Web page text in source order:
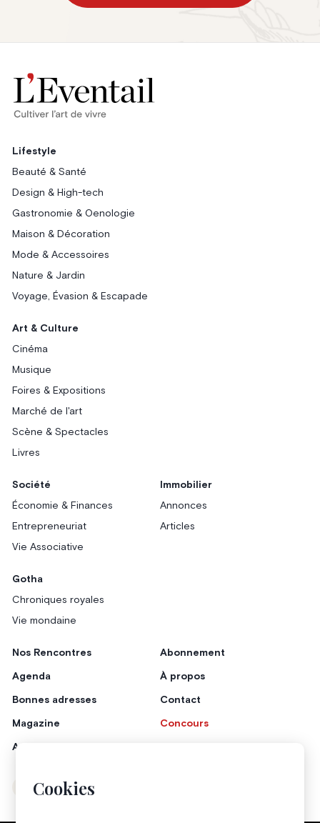
Cookies
Lifestyle
Beauté & Santé
Design & High-tech
Gastronomie & Oenologie
Maison & Décoration
Mode & Accessoires
Nature & Jardin
Voyage, Évasion & Escapade
Art & Culture
Cinéma
Musique
Foires & Expositions
Marché de l'art
Scène & Spectacles
Livres
Société
Économie & Finances
Entrepreneuriat
Vie Associative
Immobilier
Annonces
Articles
Gotha
Chroniques royales
Vie mondaine
Nos Rencontres
Agenda
Bonnes adresses
Magazine
Annonceurs
Abonnement
À propos
Contact
Concours
Instagram